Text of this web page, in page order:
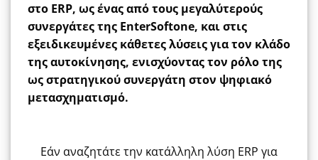
στο ERP, ως ένας από τους μεγαλύτερούς
συνεργάτες της ΕnterSoftone, και στις
εξειδικευμένες κάθετες λύσεις για τον κλάδο
της αυτοκίνησης, ενισχύοντας τον ρόλο της
ως στρατηγικού συνεργάτη στον ψηφιακό
μετασχηματισμό.
Εάν αναζητάτε την κατάλληλη λύση ERP για